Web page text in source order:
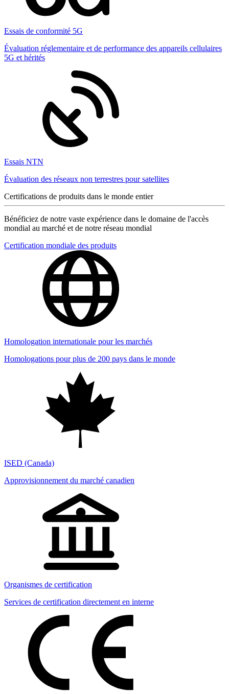
Essais de conformité 5G
Évaluation réglementaire et de performance des appareils cellulaires
5G et hérités
Essais NTN
Évaluation des réseaux non terrestres pour satellites
Certifications de produits dans le monde entier
Bénéficiez de notre vaste expérience dans le domaine de l'accès
mondial au marché et de notre réseau mondial
Certification mondiale des produits
Homologation internationale pour les marchés
Homologations pour plus de 200 pays dans le monde
ISED (Canada)
Approvisionnement du marché canadien
Organismes de certification
Services de certification directement en interne